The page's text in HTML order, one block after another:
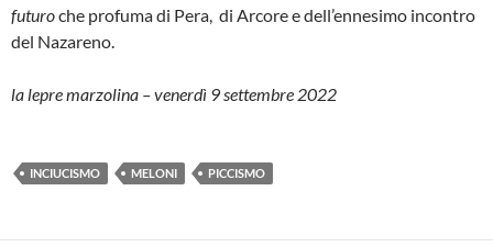
futuroche profuma di Pera, di Arcore e dell’ennesimo incontro
del Nazareno.
la lepre marzolina – venerdì 9 settembre 2022
INCIUCISMO MELONI PICCISMO